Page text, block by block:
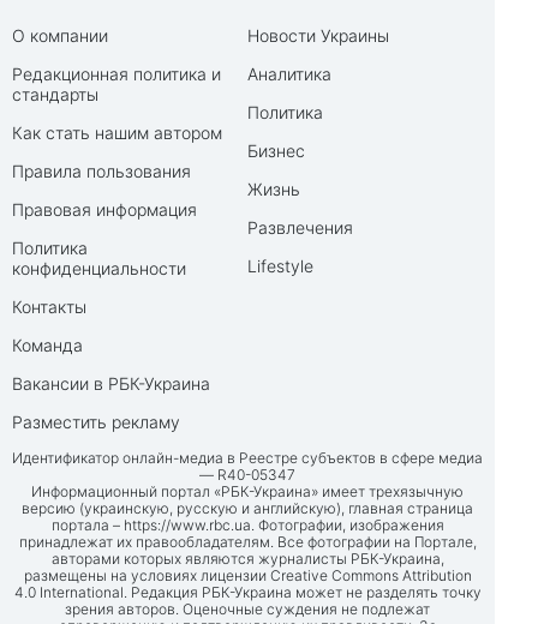
О компании
Редакционная политика и
стандарты
Как стать нашим автором
Правила пользования
Правовая информация
Политика
конфиденциальности
Контакты
Команда
Вакансии в РБК-Украина
Разместить рекламу
Новости Украины
Аналитика
Политика
Бизнес
Жизнь
Развлечения
Lifestyle
Идентификатор онлайн-медиа в Реестре субъектов в сфере медиа
— R40-05347
Информационный портал «РБК-Украина» имеет трехязычную
версию (украинскую, русскую и английскую), главная страница
портала – https://www.rbc.ua. Фотографии, изображения
принадлежат их правообладателям. Все фотографии на Портале,
авторами которых являются журналисты РБК-Украина,
размещены на условиях лицензии Creative Commons Attribution
4.0 International. Редакция РБК-Украина может не разделять точку
зрения авторов. Оценочные суждения не подлежат